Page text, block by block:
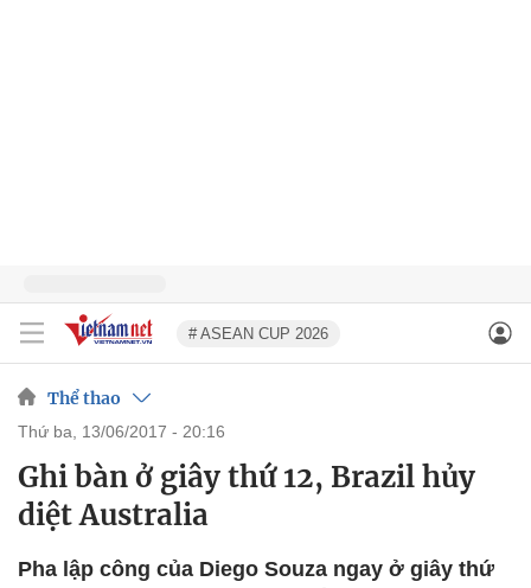
# ASEAN CUP 2026
Thể thao
thứ ba, 13/06/2017 - 20:16
Ghi bàn ở giây thứ 12, Brazil hủy
diệt Australia
Pha lập công của Diego Souza ngay ở giây thứ